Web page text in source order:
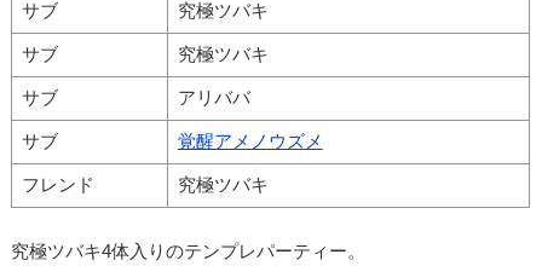
サブ 究極ツバキ
サブ 究極ツバキ
サブ アリババ
サブ 覚醒アメノウズメ
フレンド 究極ツバキ
究極ツバキ4体入りのテンプレパーティー。